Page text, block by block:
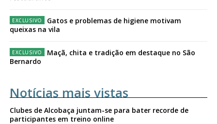
Gatos e problemas de higiene motivam
queixas na vila
Maçã, chita e tradição em destaque no São
Bernardo
Notícias mais vistas
Clubes de Alcobaça juntam-se para bater recorde de
participantes em treino online